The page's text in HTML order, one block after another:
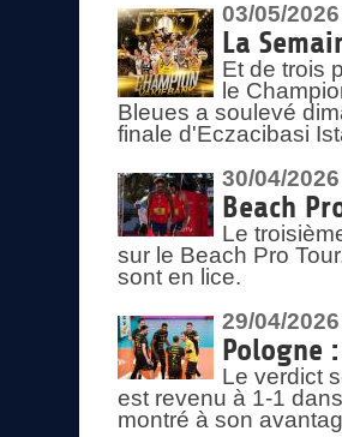
03/05/2026
La
Et de trois
le
Bleues a soulevé
finale d'Eczacibasi
30/04/2026
Beach
Le
sur le Beach Pro
sont en lice.
29/04/2026
Pologne
Le verdict
est revenu à 1-1
montré à son